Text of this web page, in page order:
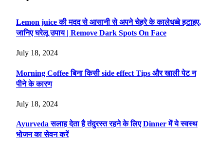
Lemon juice की मदद से आसानी से अपने चेहरे के कालेधब्बे हटाइए,
जानिए घरेलू उपाय | Remove Dark Spots On Face
July 18, 2024
Morning Coffee बिना किसी side effect Tips और खाली पेट न
पीने के कारण
July 18, 2024
Ayurveda सलाह देता है तंदुरस्त रहने के लिए Dinner में ये स्वस्थ
भोजन का सेवन करें